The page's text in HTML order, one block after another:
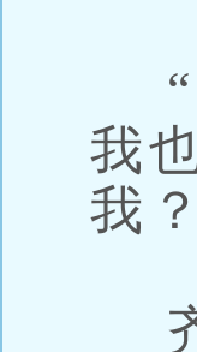
“
我
我
齐